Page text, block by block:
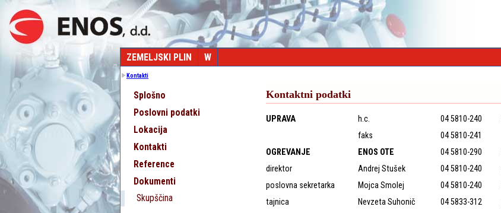
ZEMELJSKI PLIN W
Kontakti
Splošno
Poslovni podatki
Lokacija
Kontakti
Reference
Dokumenti
Skupščina
Kontaktni podatki
UPRAVA h.c. 04 5810-240
faks
04 5810-241
OGREVANJE
ENOS OTE 04 5810-290
direktor
Andrej Stušek 04 5810-240
poslovna sekretarka
Mojca Smolej 04 5810-240
tajnica
Nevzeta Suhonič 04 5833-312